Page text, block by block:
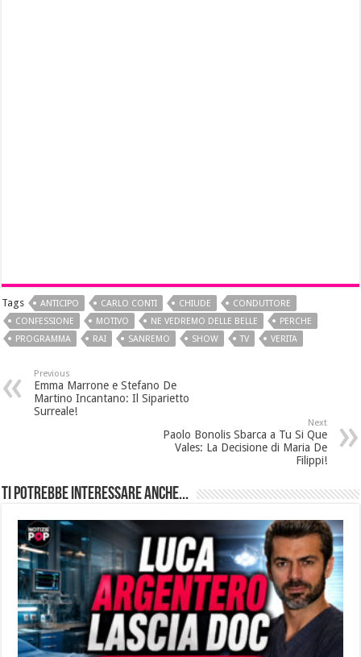
Tags ANTICIPO CARLO CONTI CHIUDE
CONDUTTORE
CONFESSIONE
MOTIVO NE VEDREMO DELLE BELLE
PERCHE
PROGRAMMA
RAI SANREMO SHOW TV VERITA
Previous
Emma Marrone e Stefano De
Martino Incantano: Il Siparietto
Surreale!
Next
Paolo Bonolis Sbarca a Tu Si Que
Vales: La Decisione di Maria De
Filippi!
Ti potrebbe interessare anche...